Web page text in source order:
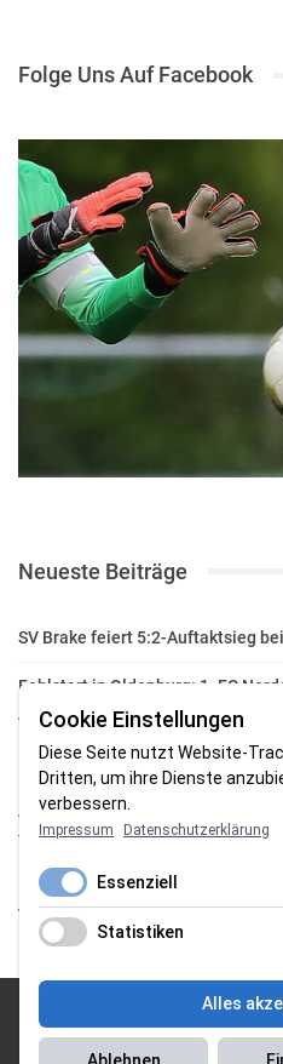
Folge Uns Auf Facebook
Neueste Beiträge
SV Brake feiert 5:2-Auftaktsieg
Fehlstart in Oldenburg: 1. FC
Auftakt
Fußball in der Wesermarsch: Die
Aufstieg geschafft: HSG-
für die Oberliga
HSG Unterweser startet mit
Vorbereitung
© 2026 Sportgasm .
Cookie Einstellungen
Diese Seite nutzt Website-
Dritten, um ihre Dienste
verbessern.
Impressum Datenschutzerklärung
Essenziell
Statistiken
Alles